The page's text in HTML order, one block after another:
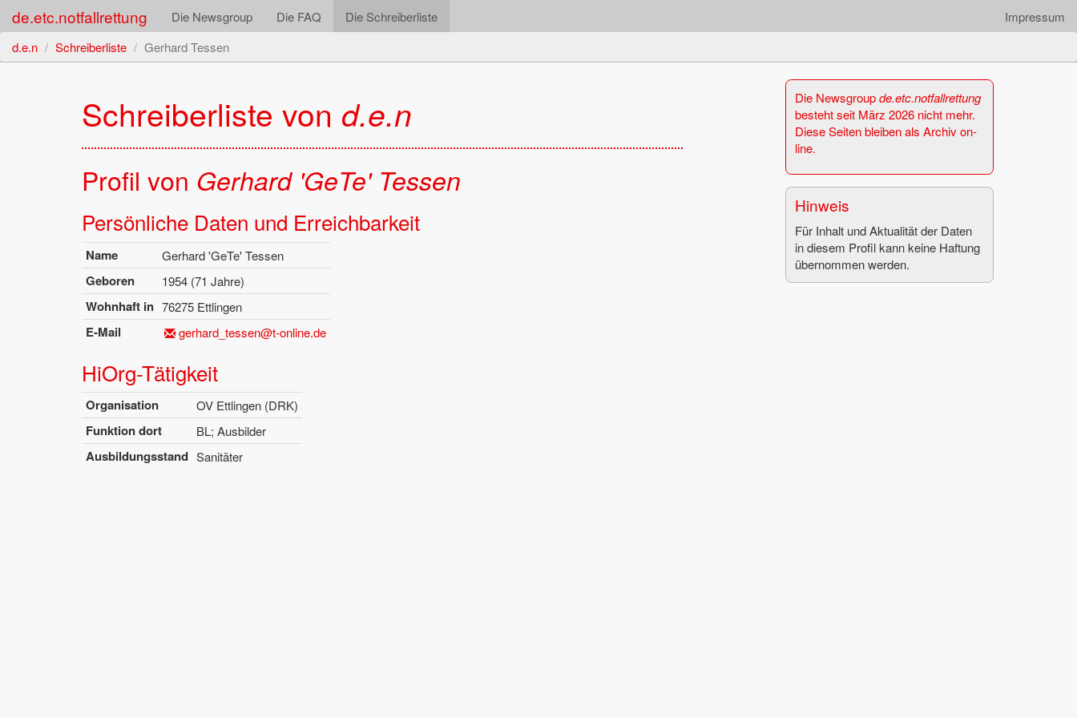
de.etc.notfallrettung Die Newsgroup Die FAQ Die Schreiberliste
Impressum
d.e.n
Schreiberliste Gerhard Tessen
Schrei­ber­lis­te von d.e.n
Pro­fil von Ger­hard 'GeTe' Tes­sen
Per­sön­li­che Daten und Er­reich­bar­keit
Name Ger­hard 'GeTe' Tes­sen
Ge­bo­ren 1954 (71 Jahre)
Wohn­haft in 76275 Ett­lin­gen
E-Mail gerhard_​tessen@​t-​online.​de
Hi­Org-Tä­tig­keit
Or­ga­ni­sa­ti­on OV Ett­lin­gen (DRK)
Funk­ti­on dort BL; Aus­bil­der
Aus­bil­dungs­stand Sa­ni­tä­ter
Die News­groupde.​etc.​notfall­ret­tung
be­steht seit März 2026 nicht mehr.
Diese Sei­ten blei­ben als Ar­chiv on­
line.
Hin­weis
Für In­halt und Ak­tua­li­tät der Daten
in die­sem Pro­fil kann keine Haf­tung
über­nom­men wer­den.